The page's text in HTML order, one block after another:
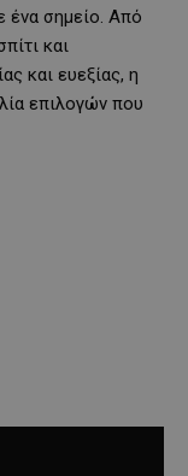
ένα σημείο. Από
και
και ευεξίας, η
επιλογών που